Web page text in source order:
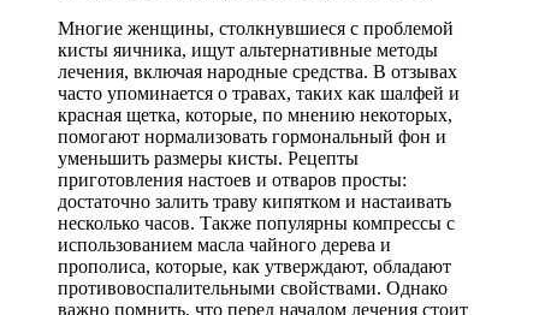
Многие женщины, столкнувшиеся с проблемой
кисты яичника, ищут альтернативные методы
лечения, включая народные средства. В отзывах
часто упоминается о травах, таких как шалфей и
красная щетка, которые, по мнению некоторых,
помогают нормализовать гормональный фон и
уменьшить размеры кисты. Рецепты
приготовления настоев и отваров просты:
достаточно залить траву кипятком и настаивать
несколько часов. Также популярны компрессы с
использованием масла чайного дерева и
прополиса, которые, как утверждают, обладают
противовоспалительными свойствами. Однако
важно помнить, что перед началом лечения стоит